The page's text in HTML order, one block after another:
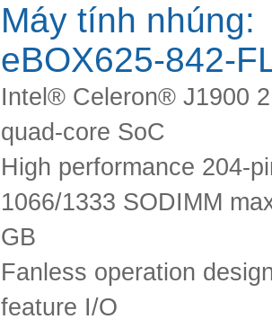
Máy tính nhúng:
eBOX625-842-
Intel® Celeron® J1900
quad-core SoC
High performance 204-
1066/1333 SODIMM
GB
Fanless operation
feature I/O